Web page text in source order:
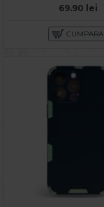
69.90 lei
CUMPARA